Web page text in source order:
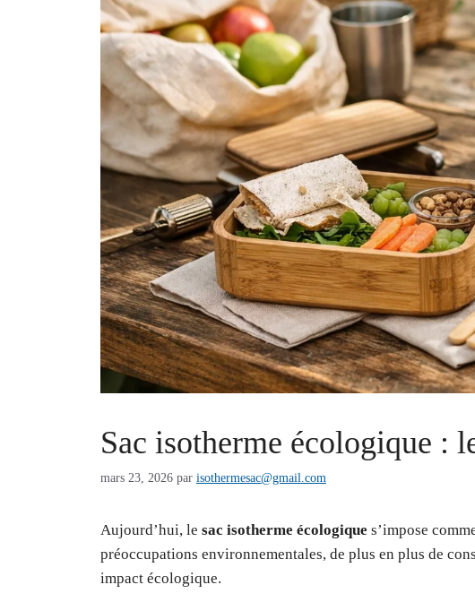
Sac isotherme écologique :
mars 23, 2026 par isothermesac@gmail.com
Aujourd’hui, le sac isotherme écologique s’impose
préoccupations environnementales, de plus en plus de
impact écologique.